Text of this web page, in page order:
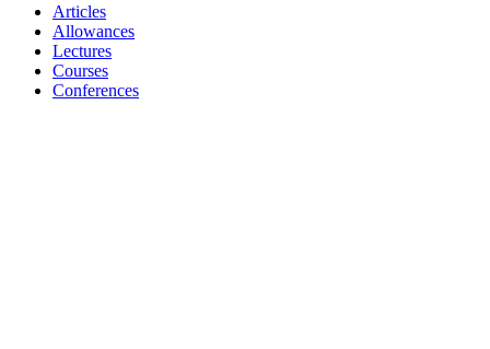
Articles
Allowances
Lectures
Courses
Conferences